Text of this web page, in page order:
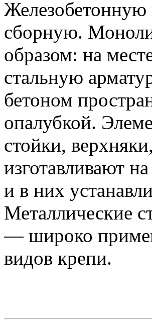
сборную.
образом: на
стальную
бетоном
опалубкой.
стойки,
изготавливают
и в них
Металлические
— широко
видов крепи.